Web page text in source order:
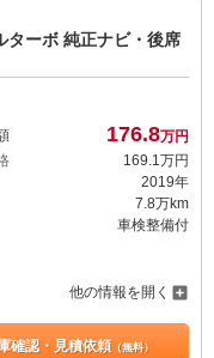
ターボ 純正ナビ・後席
176.8万円
169. 1 万円
2019年
7.8万km
車検整備付
他の情報を開く
確認・見積依頼（無料）